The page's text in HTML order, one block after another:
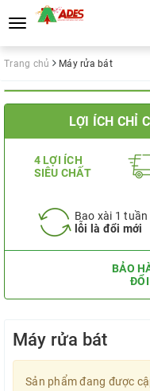
Toggle
navigation
Trang chủ Máy rửa bát
LỢI ÍCH CHỈ
4 LỢI ÍCH
SIÊU CHẤT
Bao xài 1 tuần
lỗi là đổi mới
BẢO
Máy rửa bát
Sản phẩm đang được